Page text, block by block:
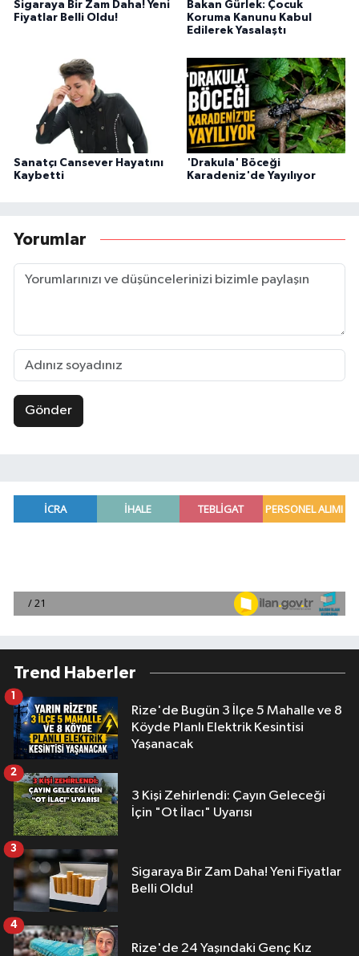
Sigaraya Bir Zam Daha! Yeni
Fiyatlar Belli Oldu!
Bakan Gürlek: Çocuk
Koruma Kanunu Kabul
Edilerek Yasalaştı
Sanatçı Cansever Hayatını
Kaybetti
'Drakula' Böceği
Karadeniz'de Yayılıyor
Yorumlar
Gönder
Trend Haberler
Rize'de Bugün 3 İlçe 5 Mahalle ve 8
Köyde Planlı Elektrik Kesintisi
Yaşanacak
1
3 Kişi Zehirlendi: Çayın Geleceği
İçin "Ot İlacı" Uyarısı
2
Sigaraya Bir Zam Daha! Yeni Fiyatlar
Belli Oldu!
3
Rize'de 24 Yaşındaki Genç Kız
4